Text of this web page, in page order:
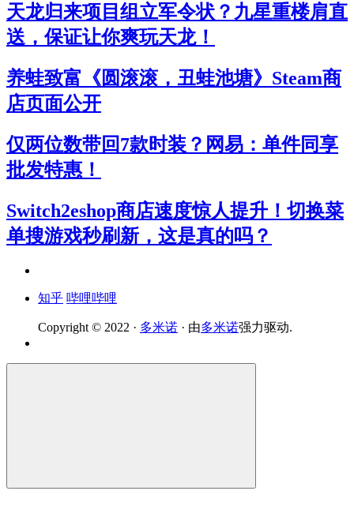
天龙归来项目组立军令状？九星重楼肩直
送，保证让你爽玩天龙！
养蛙致富《圆滚滚，丑蛙池塘》Steam商
店页面公开
仅两位数带回7款时装？网易：单件同享
批发特惠！
Switch2eshop商店速度惊人提升！切换菜
单搜游戏秒刷新，这是真的吗？
知乎 哔哩哔哩
Copyright © 2022 · 多米诺 · 由多米诺强力驱动.